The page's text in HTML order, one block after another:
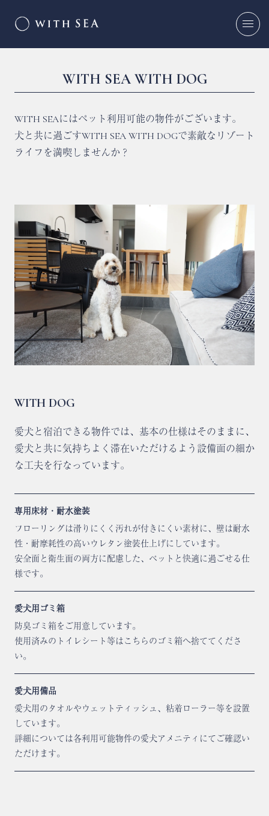
WITH SEA WITH DOG
WITH SEAにはペット利用可能の物件がございます。
犬と共に過ごすWITH SEA WITH DOGで素敵なリゾート
ライフを満喫しませんか？
WITH DOG
愛犬と宿泊できる物件では、基本の仕様はそのままに、
愛犬と共に気持ちよく滞在いただけるよう設備面の細か
な工夫を行なっています。
専用床材・耐水塗装
フローリングは滑りにくく汚れが付きにくい素材に、壁は耐水
性・耐摩耗性の高いウレタン塗装仕上げにしています。
安全面と衛生面の両方に配慮した、ペットと快適に過ごせる仕
様です。
愛犬用ゴミ箱
防臭ゴミ箱をご用意しています。
使用済みのトイレシート等はこちらのゴミ箱へ捨ててくださ
い。
愛犬用備品
愛犬用のタオルやウェットティッシュ、粘着ローラー等を設置
しています。
詳細については各利用可能物件の愛犬アメニティにてご確認い
ただけます。